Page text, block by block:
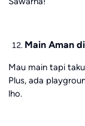
Main Aman
Mau main tapi
Plus, ada
lho.